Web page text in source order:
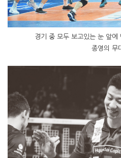
경기 중 모두 보고있는 눈 앞에
종영의 무